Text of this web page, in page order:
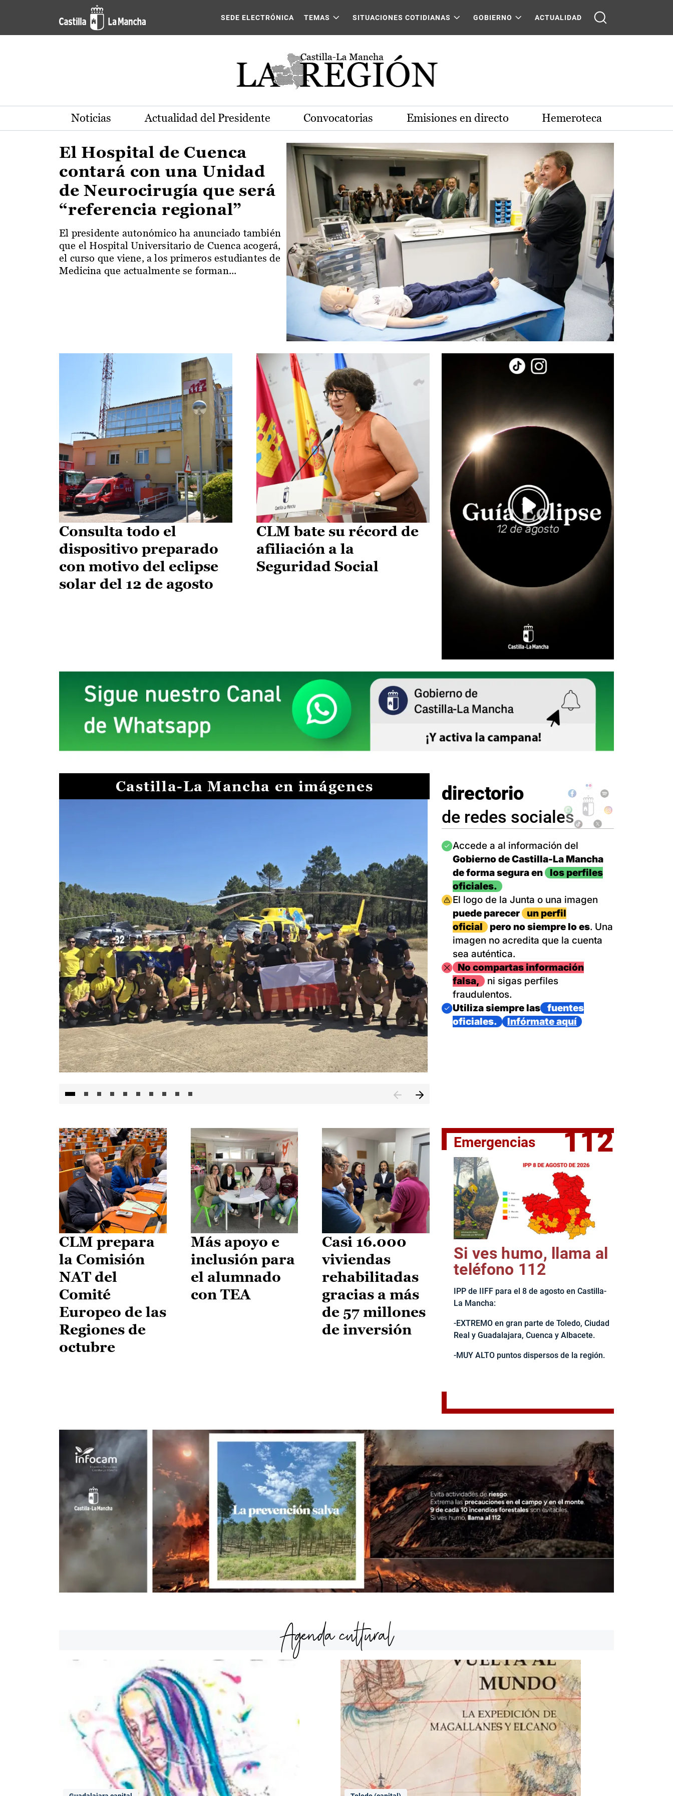
Pasar al contenido principal
Actualidad de la región de Castilla-La Mancha
SEDE ELECTRÓNICA TEMAS SITUACIONES COTIDIANAS GOBIERNO ACTUALIDAD
Noticias Actualidad del Presidente Convocatorias Emisiones en directo Hemeroteca
El Hospital de Cuenca
contará con una Unidad
de Neurocirugía que será
“referencia regional”
El presidente autonómico ha anunciado también
que el Hospital Universitario de Cuenca acogerá,
el curso que viene, a los primeros estudiantes de
Medicina que actualmente se forman...
Consulta todo el
dispositivo preparado
con motivo del eclipse
solar del 12 de agosto
CLM bate su récord de
afiliación a la
Seguridad Social
Castilla-La Mancha en imágenes
II Vuelta Ciclista CLM LEADER
directorio
de redes sociales
Imagen
Accede a al información del
Gobierno de Castilla-La Mancha
de forma segura en
los perfiles
oficiales.
Imagen
El logo de la Junta o una imagen
puede parecer
un perfil
oficial
pero no siempre lo es. Una
imagen no acredita que la cuenta
sea auténtica.
ImagenNo compartas información
falsa,
ni sigas perfiles
fraudulentos.
Imagen
Utiliza siempre las
fuentes
oficiales.
Infórmate aquí
CLM prepara
la Comisión
NAT del
Comité
Europeo de las
Regiones de
octubre
Más apoyo e
inclusión para
el alumnado
con TEA
Casi 16.000
viviendas
rehabilitadas
gracias a más
de 57 millones
de inversión
Emergencias 112
Si ves humo, llama al
teléfono 112
IPP de IIFF para el 8 de agosto en Castilla-
La Mancha:
-EXTREMO en gran parte de Toledo, Ciudad
Real y Guadalajara, Cuenca y Albacete.
-MUY ALTO puntos dispersos de la región.
Agenda cultural